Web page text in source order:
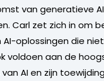
van generatieve AI
Carl zet zich in om
oplossingen die
voldoen aan de
AI en zijn